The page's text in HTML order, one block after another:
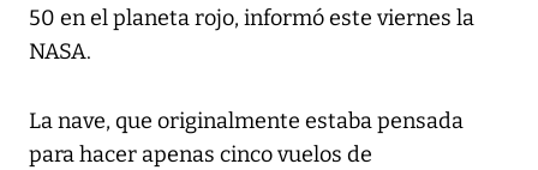
50 en el planeta rojo, informó este viernes la
NASA.
La nave, que originalmente estaba pensada
para hacer apenas cinco vuelos de